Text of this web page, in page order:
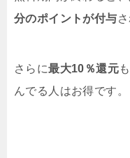
分のポイントが付与
さらに最大10％還元
んでる人はお得です。